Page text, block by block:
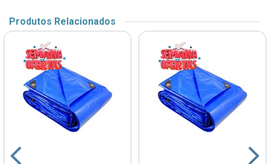
Produtos Relacionados